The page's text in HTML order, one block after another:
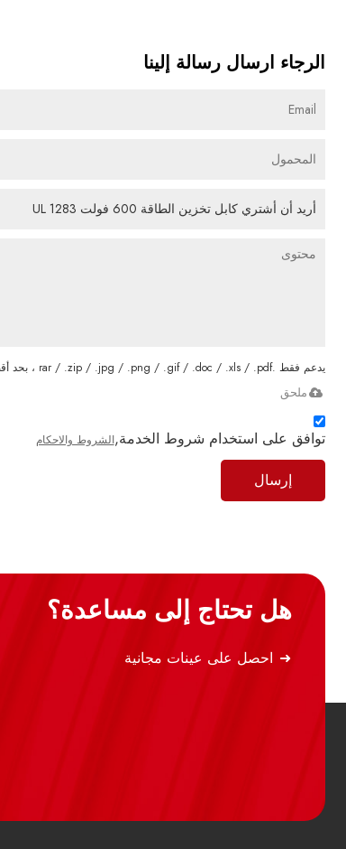
الرجاء ارسال رسالة إلينا
يدعم فقط .rar / .zip / .jpg / .png / .gif / .doc / .xls / .pdf ، بحد أقصى 20 ميجا
ملحق
توافق على استخدام شروط الخدمة,الشروط والاحكام
إرسال
هل تحتاج إلى مساعدة؟
احصل على عينات مجانية